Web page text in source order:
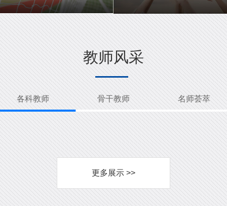
少儿部活动
少儿部荣誉
教师风采
各科教师 骨干教师 名师荟萃
更多展示 >>